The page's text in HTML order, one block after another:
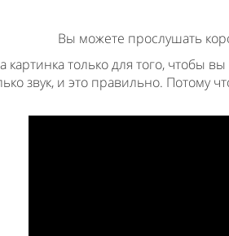
Вы можете прослушать
картинка только для того,
звук, и это правильно. Потому